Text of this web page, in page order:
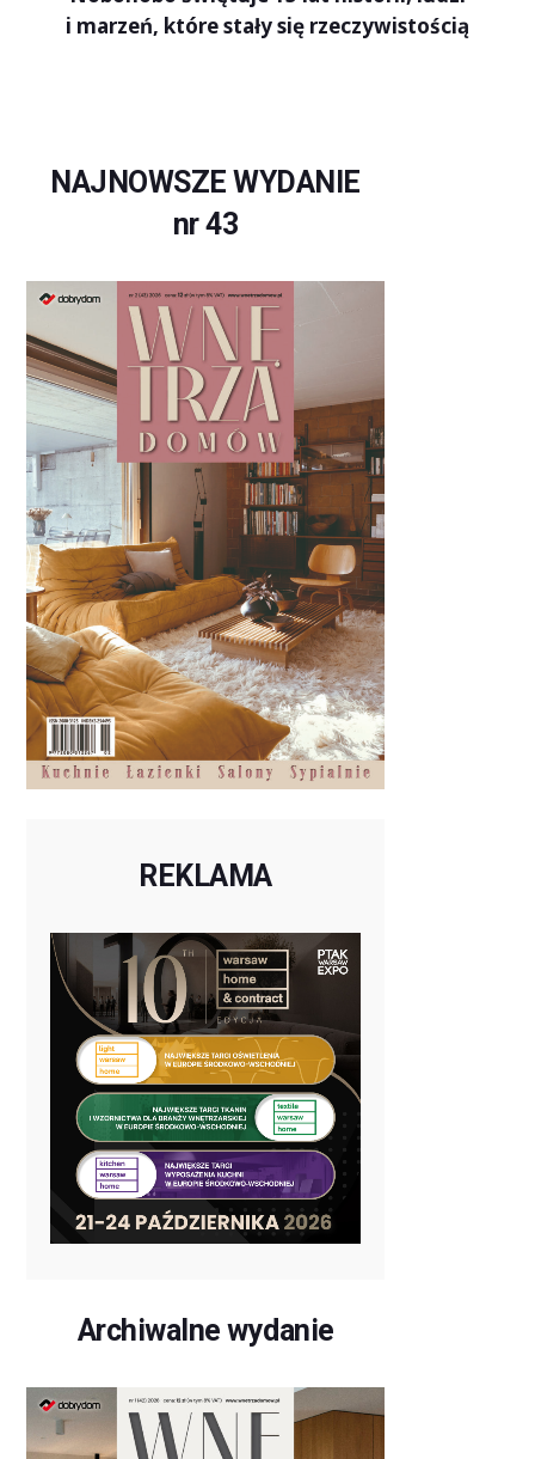
i marzeń, które stały się rzeczywistością
NAJNOWSZE WYDANIE
nr 43
REKLAMA
Archiwalne wydanie